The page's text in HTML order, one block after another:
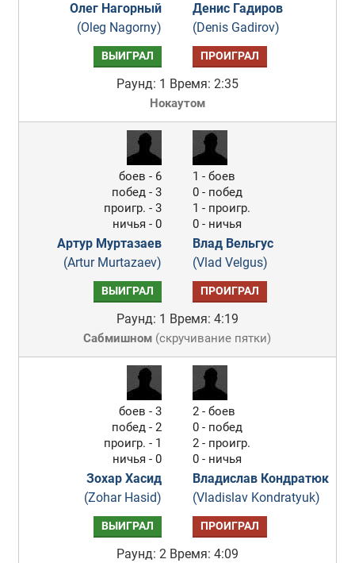
Олег Нагорный
(Oleg Nagorny)
Денис Гадиров
(Denis Gadirov)
ВЫИГРАЛ ПРОИГРАЛ
Раунд: 1 Время: 2:35
Нокаутом
боев - 6
побед - 3
проигр. - 3
ничья - 0
Артур Муртазаев
(Artur Murtazaev)
1 - боев
0 - побед
1 - проигр.
0 - ничья
Влад Вельгус
(Vlad Velgus)
ВЫИГРАЛ ПРОИГРАЛ
Раунд: 1 Время: 4:19
Сабмишном (скручивание пятки)
боев - 3
побед - 2
проигр. - 1
ничья - 0
Зохар Хасид
(Zohar Hasid)
2 - боев
0 - побед
2 - проигр.
0 - ничья
Владислав Кондратюк
(Vladislav Kondratyuk)
ВЫИГРАЛ ПРОИГРАЛ
Раунд: 2 Время: 4:09